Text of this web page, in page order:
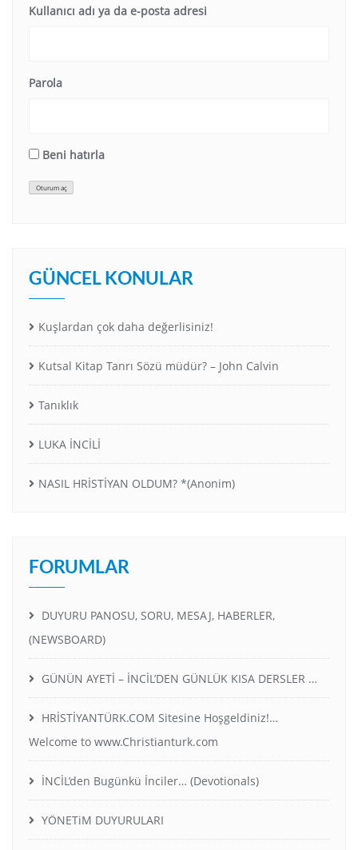
Kullanıcı adı ya da e-posta adresi
Parola
Beni hatırla
Oturum aç
GÜNCEL KONULAR
Kuşlardan çok daha değerlisiniz!
Kutsal Kitap Tanrı Sözü müdür? – John Calvin
Tanıklık
LUKA İNCİLİ
NASIL HRİSTİYAN OLDUM? *(Anonim)
FORUMLAR
DUYURU PANOSU, SORU, MESAJ, HABERLER,
(NEWSBOARD)
GÜNÜN AYETİ – İNCİL’DEN GÜNLÜK KISA DERSLER …
HRİSTİYANTÜRK.COM Sitesine Hoşgeldiniz!…
Welcome to www.Christianturk.com
İNCİL’den Bugünkü İnciler… (Devotionals)
YÖNETiM DUYURULARI